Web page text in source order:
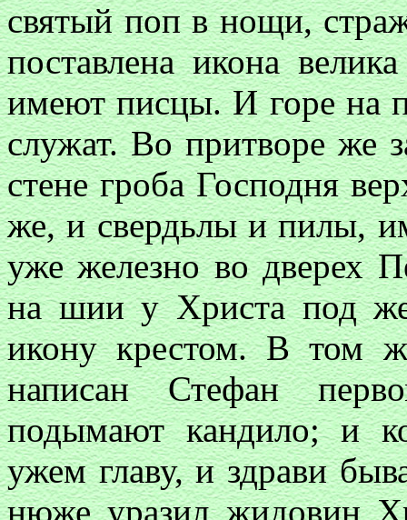
святый поп в нощи,
поставлена икона
имеют писцы. И горе на
служат. Во притворе же
стене гроба Господня
же, и свердьлы и пилы,
уже железно во дверех
на шии у Христа под
икону крестом. В том
написан Стефан
подымают кандило; и
ужем главу, и здрави
нюже уразил жидовин